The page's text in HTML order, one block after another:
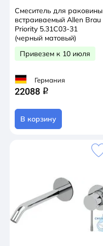
Смеситель для раковины
встраиваемый Allen Brau
Priority 5.31C03-31
(черный матовый)
Привезем к 10 июля
Германия
22088 q
В корзину